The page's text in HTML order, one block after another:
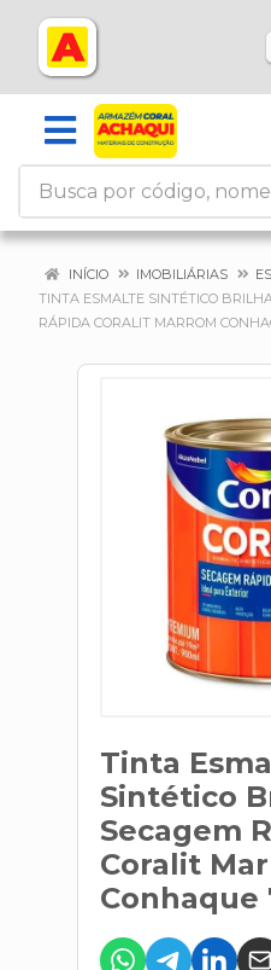
INÍCIO IMOBILIÁRIAS
TINTA ESMALTE SINTÉTICO
RÁPIDA CORALIT MARROM
Tinta
Sintético
Secagem
Coralit
Conhaque